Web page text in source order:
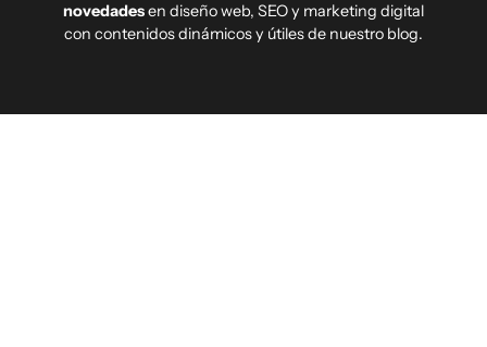
novedadesen diseño web, SEO y marketing digital
con contenidos dinámicos y útiles de nuestro blog.